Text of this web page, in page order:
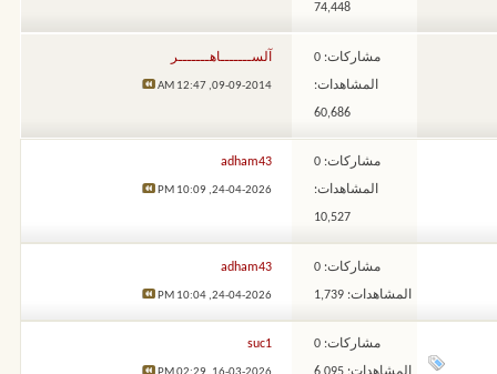
74,448
مشاركات: 0
المشاهدات:
60,686
آلســـــــاهـــــــر
09-09-2014,
12:47 AM
مشاركات: 0
المشاهدات:
10,527
adham43
24-04-2026,
10:09 PM
مشاركات: 0
المشاهدات: 1,739
adham43
24-04-2026,
10:04 PM
مشاركات: 0 suc1